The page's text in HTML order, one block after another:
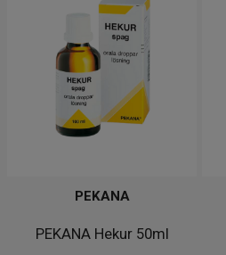
PEKANA Hekur 50ml
PEKANA